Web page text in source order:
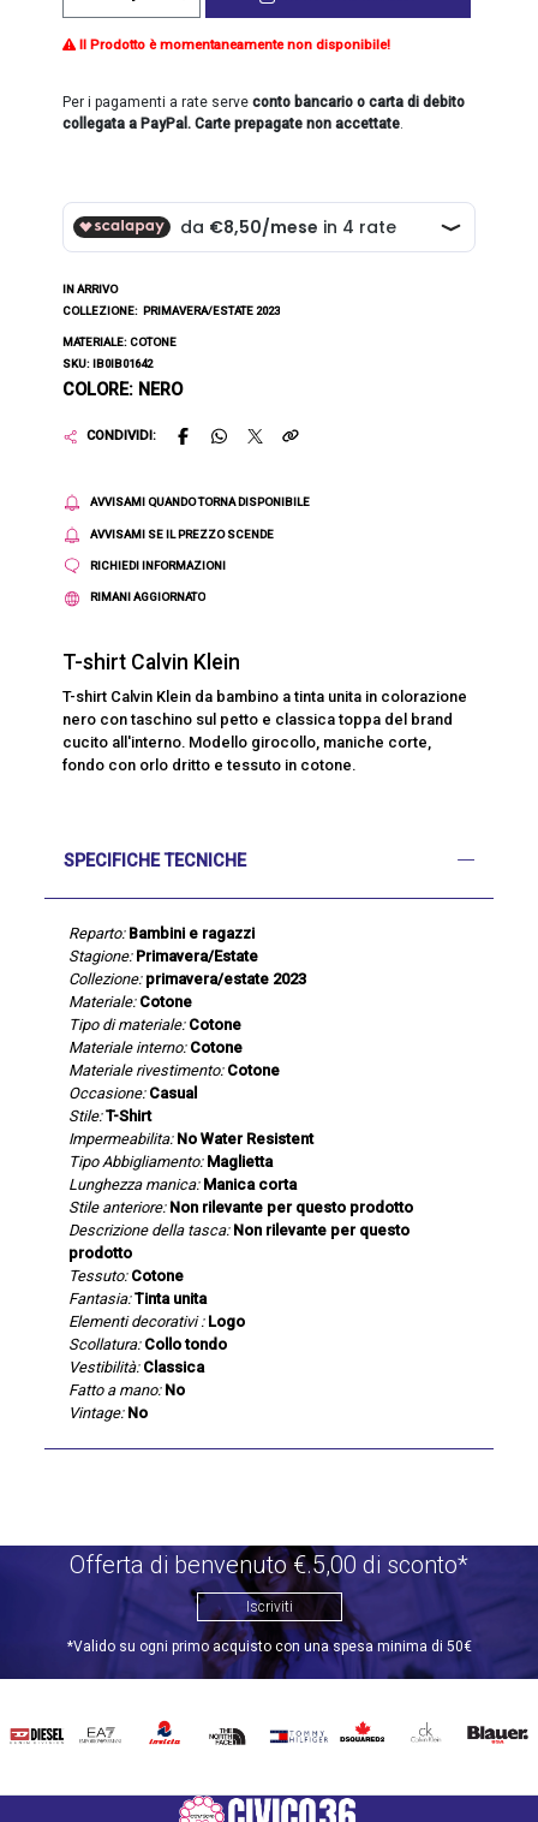
Il Prodotto è momentaneamente non disponibile!
Per i pagamenti a rate serveconto bancario o carta di debito
collegata a PayPal. Carte prepagate non accettate.
IN ARRIVO
COLLEZIONE: PRIMAVERA/ESTATE 2023
MATERIALE: COTONE
SKU: IB0IB01642
COLORE: NERO
CONDIVIDI:
AVVISAMI QUANDO TORNA DISPONIBILE
AVVISAMI SE IL PREZZO SCENDE
RICHIEDI INFORMAZIONI
RIMANI AGGIORNATO
T-shirt Calvin Klein
T-shirt Calvin Klein da bambino a tinta unita in colorazione
nero con taschino sul petto e classica toppa del brand
cucito all'interno. Modello girocollo, maniche corte,
fondo con orlo dritto e tessuto in cotone.
SPECIFICHE TECNICHE
Reparto: Bambini e ragazzi
Stagione: Primavera/Estate
Collezione: primavera/estate 2023
Materiale: Cotone
Tipo di materiale: Cotone
Materiale interno: Cotone
Materiale rivestimento: Cotone
Occasione: Casual
Stile: T-Shirt
Impermeabilita: No Water Resistent
Tipo Abbigliamento: Maglietta
Lunghezza manica: Manica corta
Stile anteriore: Non rilevante per questo prodotto
Descrizione della tasca: Non rilevante per questo
prodotto
Tessuto: Cotone
Fantasia: Tinta unita
Elementi decorativi : Logo
Scollatura: Collo tondo
Vestibilità: Classica
Fatto a mano: No
Vintage: No
Offerta di benvenuto €.5,00 di sconto*
Iscriviti
*Valido su ogni primo acquisto con una spesa minima di 50€
DIESEL EA7 INVICTATHE
TOMMY
DSQUARED2
CALVIN BLAUER